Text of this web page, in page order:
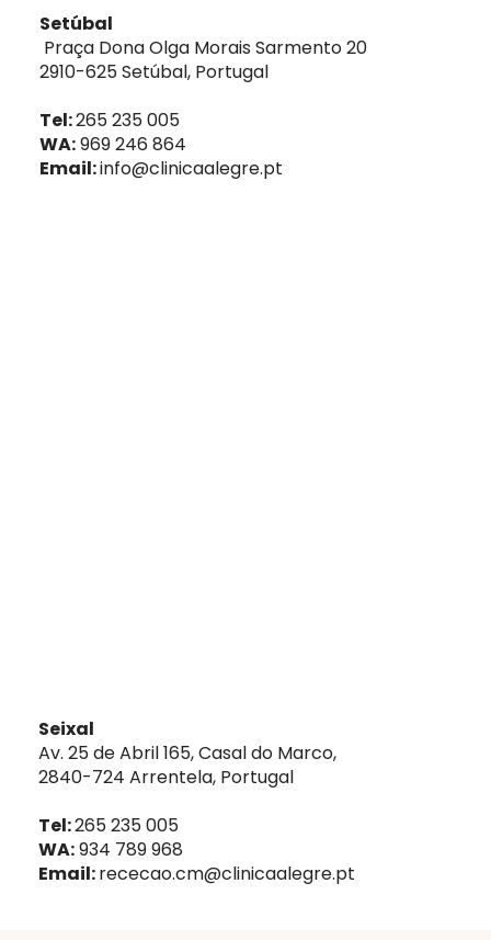
Setúbal
Praça Dona Olga Morais Sarmento 20
2910-625 Setúbal, Portugal
Tel:265 235 005
WA:969 246 864
Email:info@clinicaalegre.pt
Seixal
Av. 25 de Abril 165, Casal do Marco,
2840-724 Arrentela, Portugal
Tel:265 235 005
WA:934 789 968
Email:rececao.cm@clinicaalegre.pt